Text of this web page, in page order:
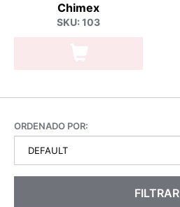
Chimex
SKU: 103
ORDENADO POR:
FILTRAR